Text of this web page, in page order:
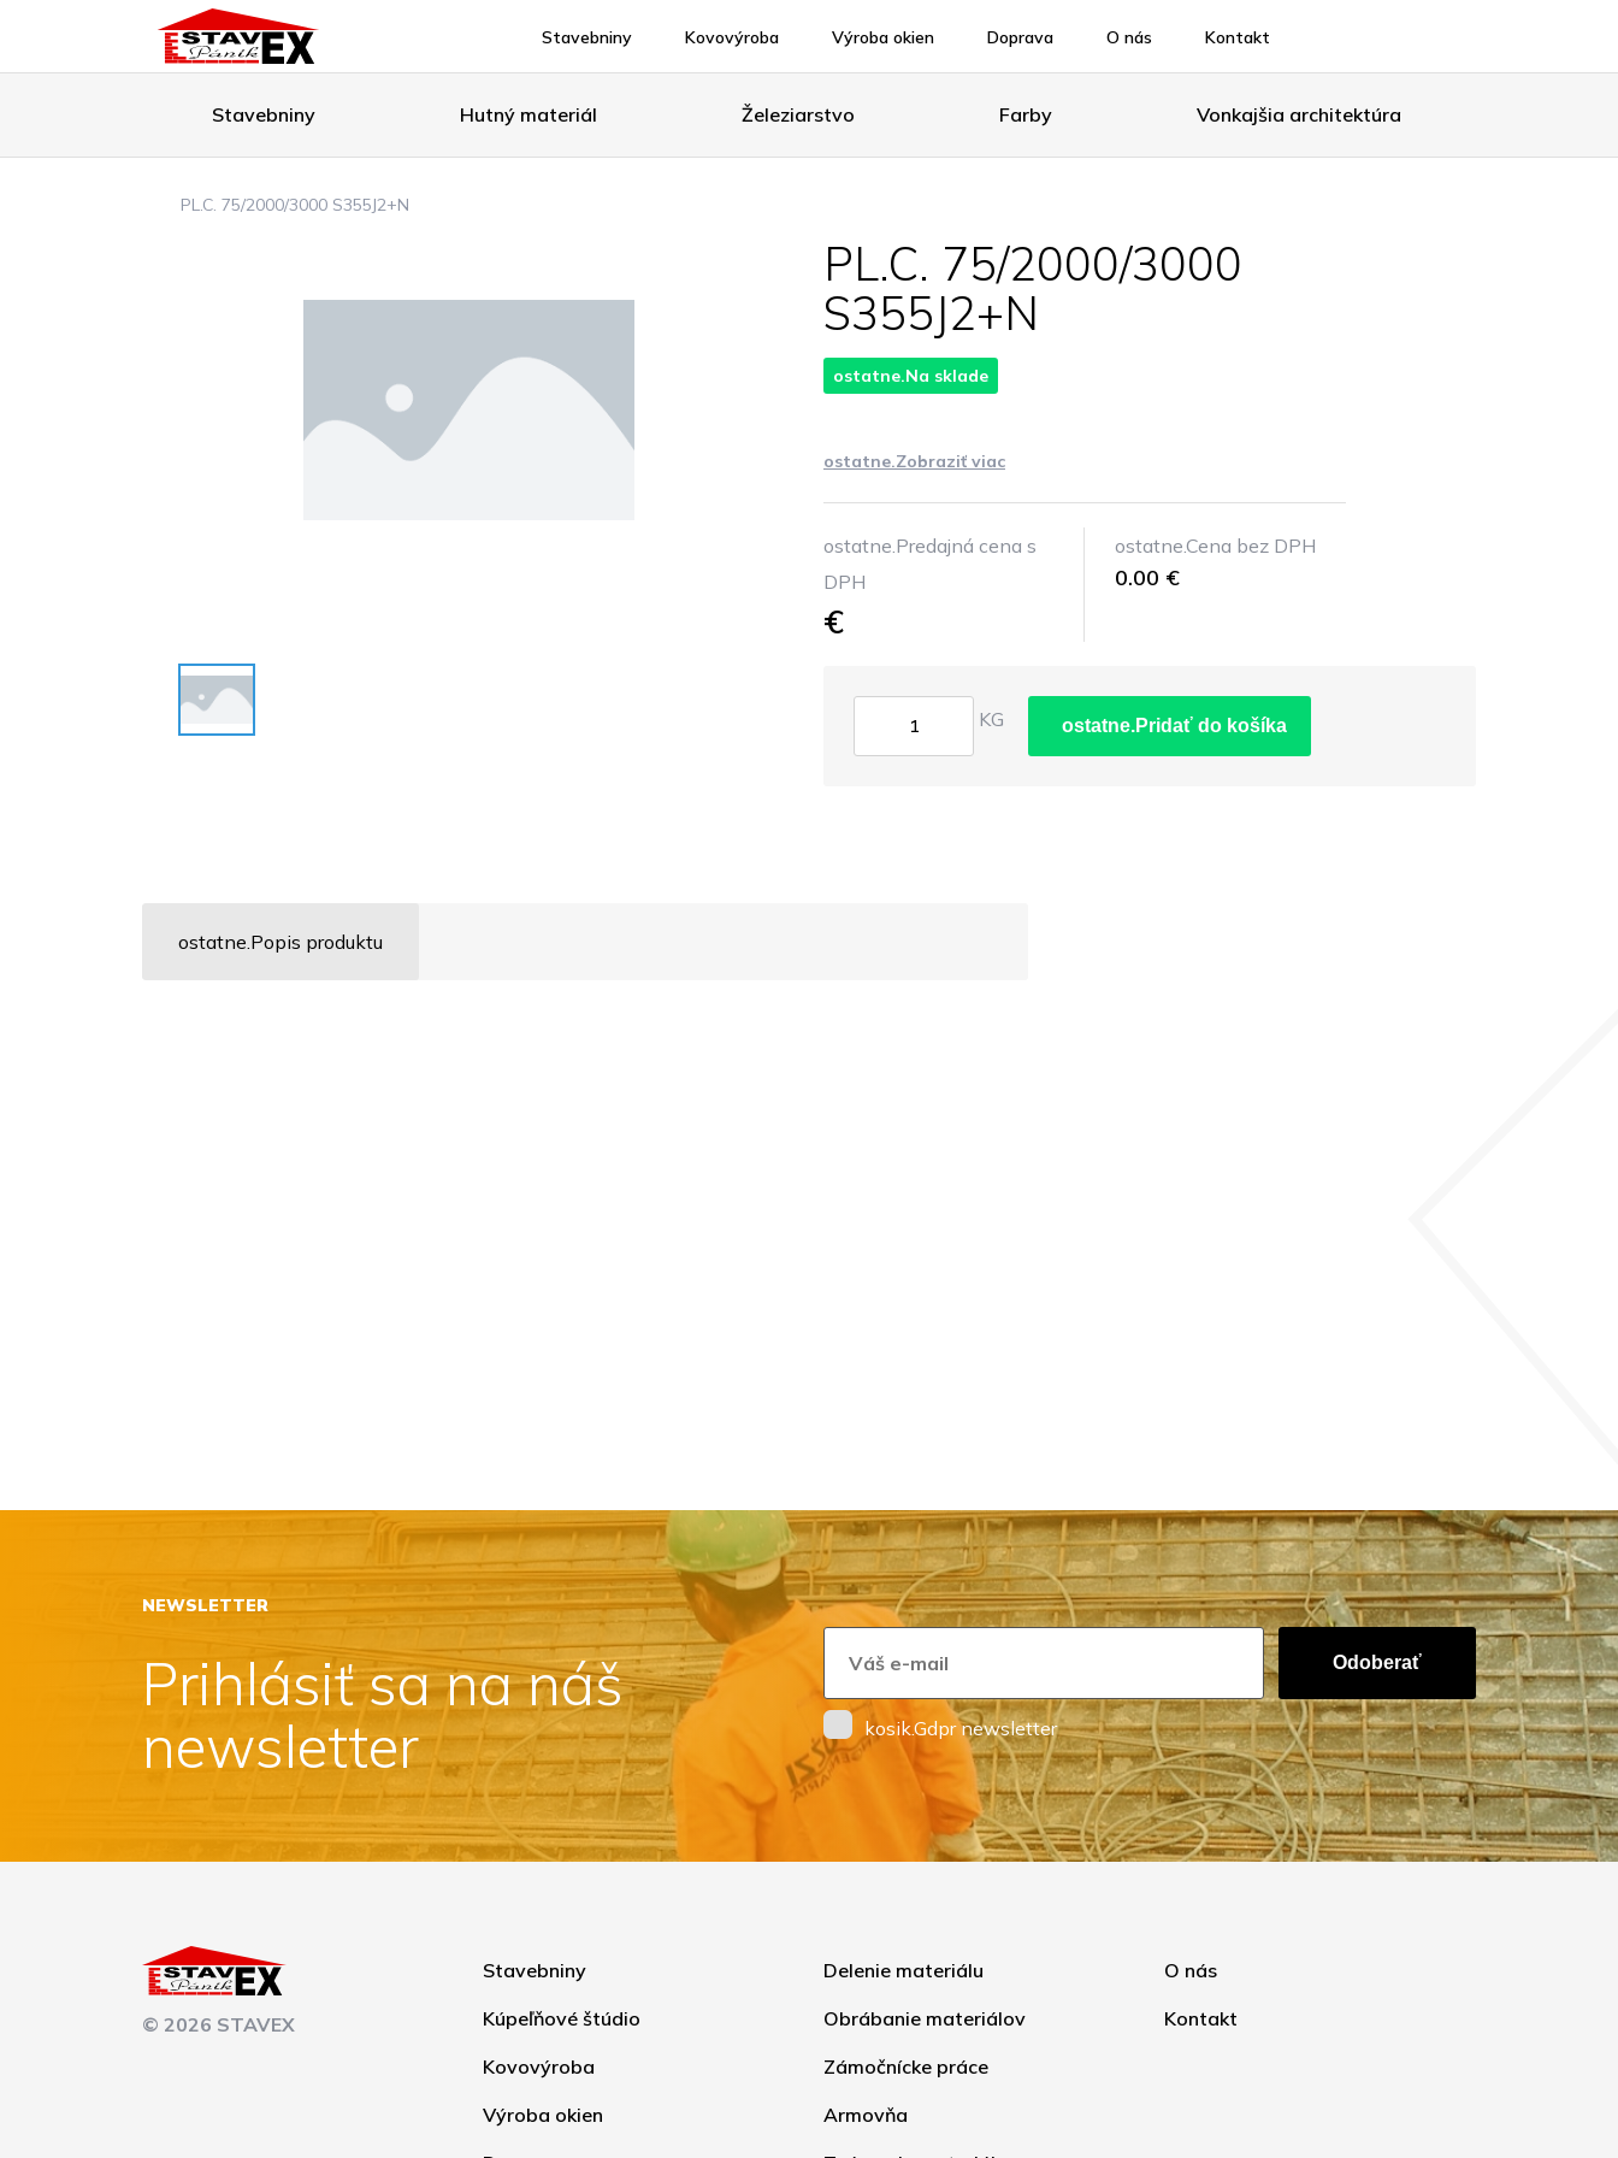
Stavebniny Kovovýroba Výroba okien Doprava O nás Kontakt
Stavebniny Hutný materiál Železiarstvo Farby Vonkajšia architektúra
PL.C. 75/2000/3000 S355J2+N
PL.C. 75/2000/3000
S355J2+N
ostatne.Na sklade
ostatne.Zobraziť viac
ostatne.Predajná cena s
DPH
€
ostatne.Cena bez DPH
0.00 €
KG ostatne.Pridať do košíka
ostatne.Popis produktu
NEWSLETTER
Prihlásiť sa na náš
newsletter
Odoberať
kosik.Gdpr newsletter
© 2026 STAVEX
Stavebniny
Kúpeľňové štúdio
Kovovýroba
Výroba okien
Delenie materiálu
Obrábanie materiálov
Zámočnícke práce
Armovňa
O nás
Kontakt